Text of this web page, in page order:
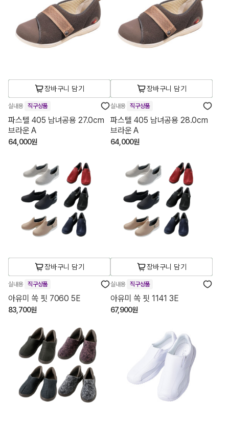
장바구니 담기
실내용 직구상품
파스텔 405 남녀공용 27.0cm
브라운 A
64,000원
장바구니 담기
실내용 직구상품
파스텔 405 남녀공용 28.0cm
브라운 A
64,000원
장바구니 담기
실내용 직구상품
아유미 쏙 핏 7060 5E
83,700원
장바구니 담기
실내용 직구상품
아유미 쏙 핏 1141 3E
67,900원